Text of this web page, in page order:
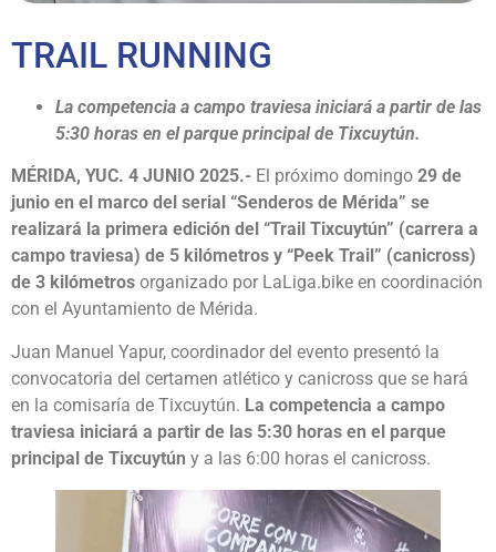
TRAIL RUNNING
La competencia a campo traviesa iniciará a partir de las
5:30 horas en el parque principal de Tixcuytún.
MÉRIDA, YUC. 4 JUNIO 2025.- El próximo domingo 29 de
junio en el marco del serial “Senderos de Mérida” se
realizará la primera edición del “Trail Tixcuytún” (carrera a
campo traviesa) de 5 kilómetros y “Peek Trail” (canicross)
de 3 kilómetros organizado por LaLiga.bike en coordinación
con el Ayuntamiento de Mérida.
Juan Manuel Yapur, coordinador del evento presentó la
convocatoria del certamen atlético y canicross que se hará
en la comisaría de Tixcuytún. La competencia a campo
traviesa iniciará a partir de las 5:30 horas en el parque
principal de Tixcuytún y a las 6:00 horas el canicross.